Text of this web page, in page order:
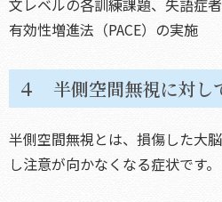
有効性増進法（PACE）の実施
４ 半側空間無視に対し
半側空間無視とは、損傷した大
し注意が向かなくなる症状です。